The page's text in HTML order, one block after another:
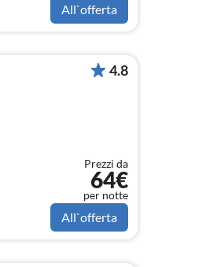
All`offerta
4.8
Prezzi da
64€
per notte
All`offerta